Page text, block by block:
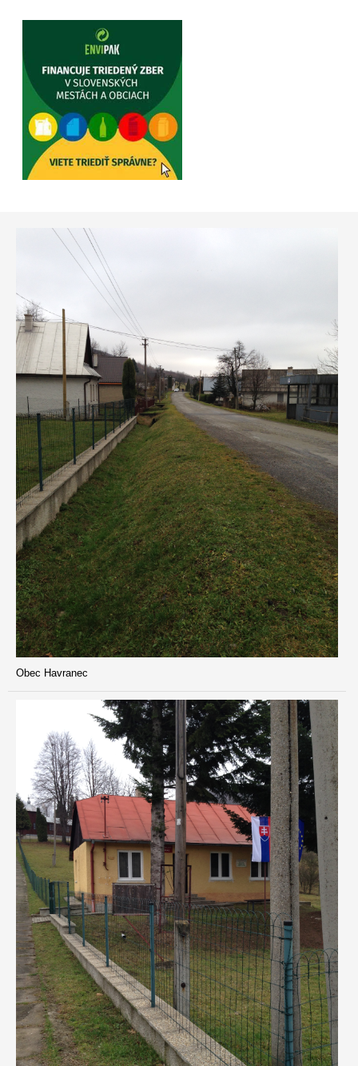
Obec Havranec